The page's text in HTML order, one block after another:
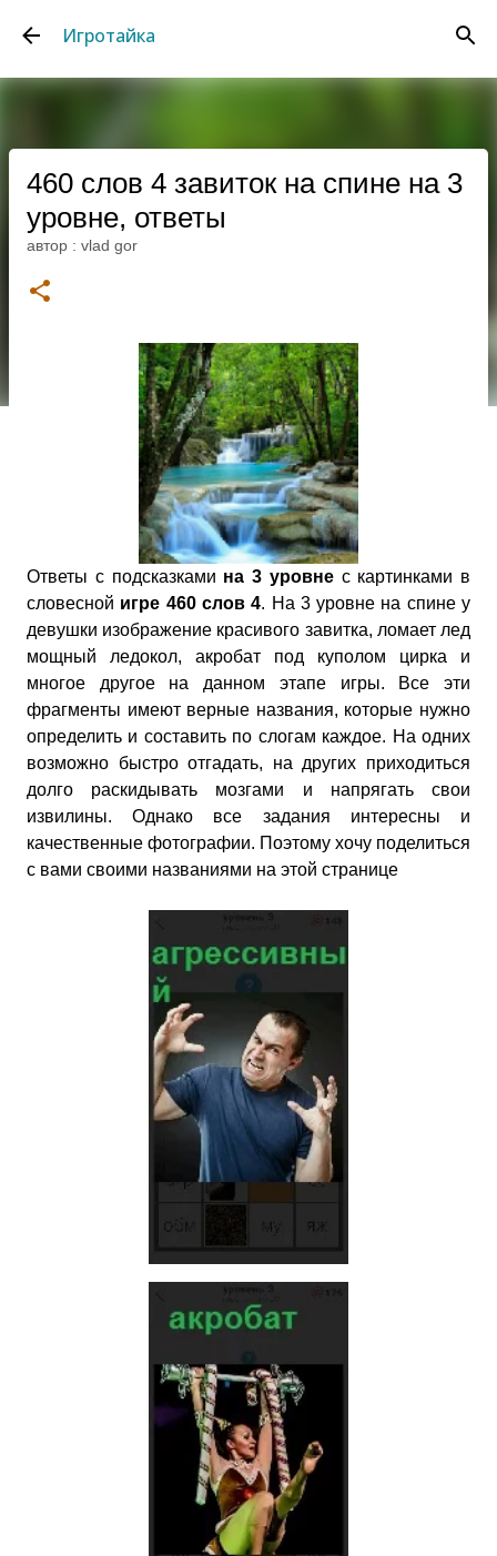
Игротайка
460 слов 4 завиток на спине на 3
уровне, ответы
автор : vlad gor
Ответы с подсказками на 3 уровнес картинками в
словесной игре 460 слов 4. На 3 уровне на спине у
девушки изображение красивого завитка, ломает лед
мощный ледокол, акробат под куполом цирка и
многое другое на данном этапе игры. Все эти
фрагменты имеют верные названия, которые нужно
определить и составить по слогам каждое. На одних
возможно быстро отгадать, на других приходиться
долго раскидывать мозгами и напрягать свои
извилины. Однако все задания интересны и
качественные фотографии. Поэтому хочу поделиться
с вами своими названиями на этой странице